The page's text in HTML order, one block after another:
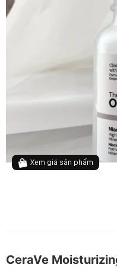
Xem giá sản phẩm
CeraVe